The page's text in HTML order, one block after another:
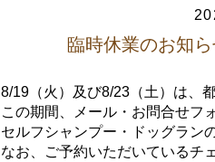
臨時休業のお知
8/19（火）及び8/23（土）は、
この期間、メール・お問合せフ
セルフシャンプー・ドッグラン
なお、ご予約いただいているチ